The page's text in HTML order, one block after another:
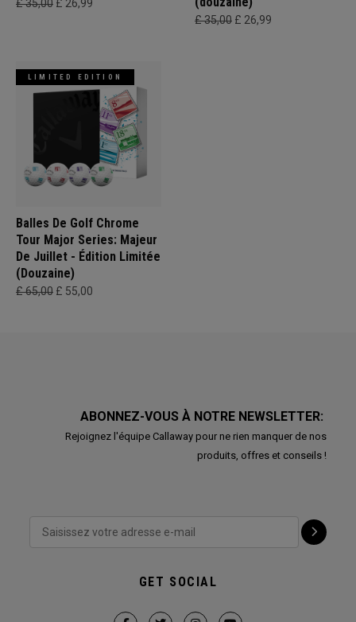
£ 35,00 £ 26,99
£ 35,00 £ 26,99
LIMITED EDITION
Balles De Golf Chrome
Tour Major Series: Majeur
De Juillet - Édition Limitée
(Douzaine)
£ 65,00 £ 55,00
ABONNEZ-VOUS À NOTRE NEWSLETTER:
Rejoignez l'équipe Callaway pour ne rien manquer de nos
produits, offres et conseils !
GET SOCIAL